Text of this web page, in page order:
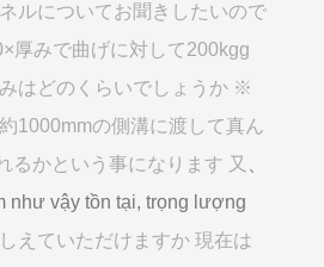
ルについてお聞きしたいので
厚みで曲げに対して200kgg
はどのくらいでしょうか ※
1000mmの側溝に渡して真ん
るかという事になります 又 、
như vậy tồn tại, trọng lượng
えていただけますか 現在は